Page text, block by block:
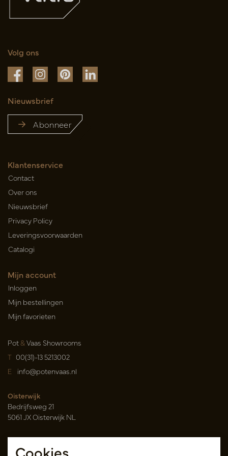
Volg ons
Nieuwsbrief
Abonneer
Klantenservice
Contact
Over ons
Nieuwsbrief
Privacy Policy
Leveringsvoorwaarden
Catalogi
Mijn account
Inloggen
Mijn bestellingen
Mijn favorieten
Pot&Vaas Showrooms
T 00(31)-13 5213002
E info@potenvaas.nl
Oisterwijk
Bedrijfsweg 21
5061 JX Oisterwijk NL
Openingstijden
Maandag t/m vrijdag 09.00-17.00 uur
Cookies